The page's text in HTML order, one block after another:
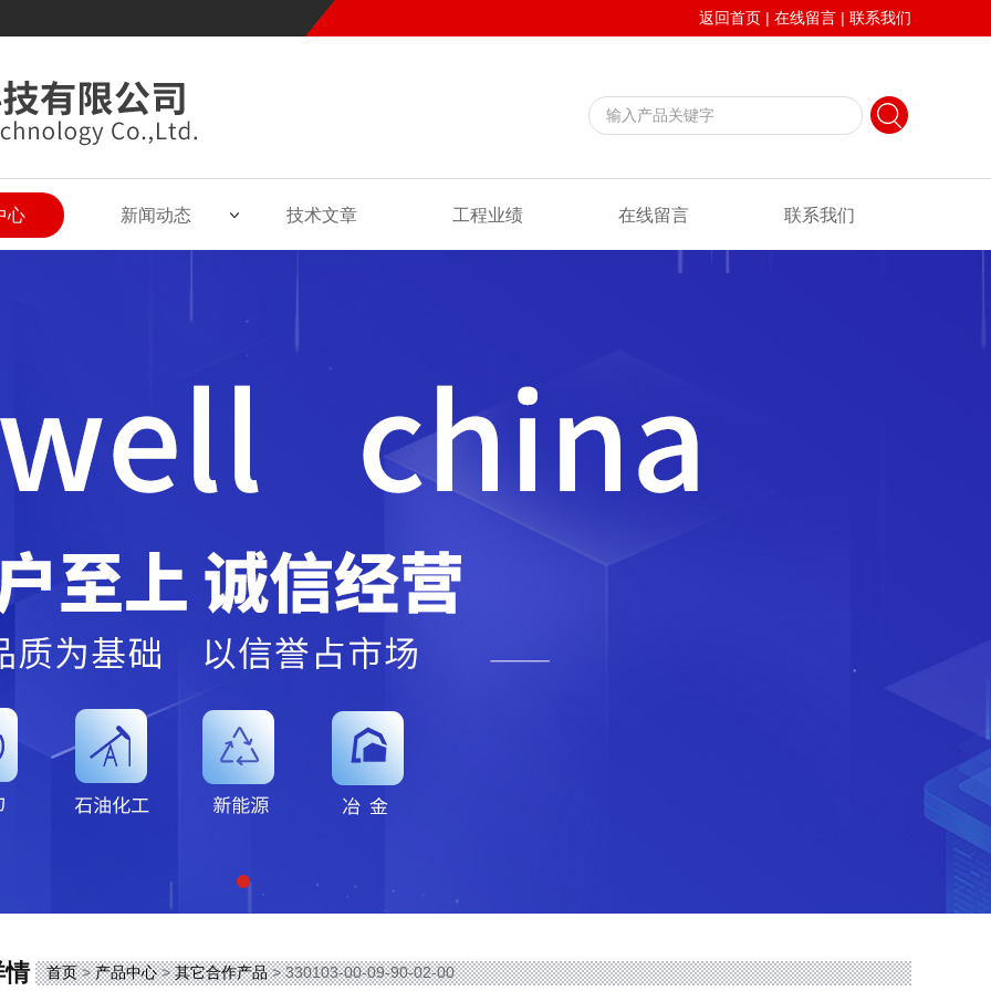
返回首页 | 在线留言 | 联系我们
心 新闻动态 技术文章 工程业绩 在线留言 联系我们
情 首页>产品中心>其它合作产品> 330103-00-09-90-02-00